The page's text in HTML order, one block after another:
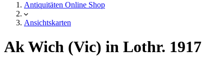
Antiquitäten Online Shop
Ansichtskarten
Ak Wich (Vic) in Lothr. 1917